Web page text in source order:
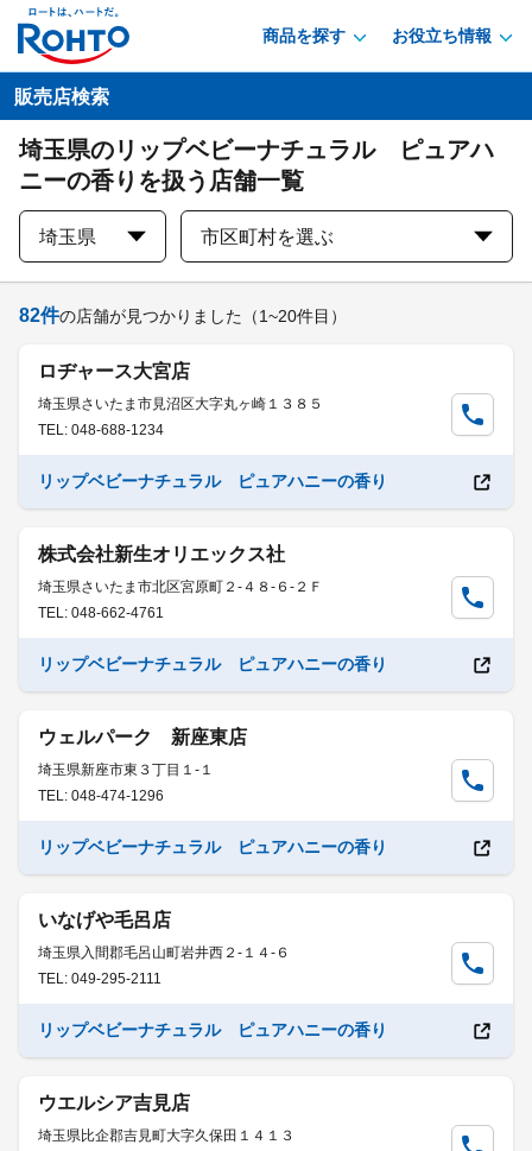
商品を探す お役立ち情報
販売店検索
埼玉県のリップベビーナチュラル ピュアハ
ニーの香りを扱う店舗一覧
埼玉県 市区町村を選ぶ
82件の店舗が見つかりました （1~20件目）
ロヂャース大宮店
埼玉県さいたま市見沼区大字丸ヶ崎１３８５
TEL: 048-688-1234
リップベビーナチュラル ピュアハニーの香り
株式会社新生オリエックス社
埼玉県さいたま市北区宮原町２-４８-６-２Ｆ
TEL: 048-662-4761
リップベビーナチュラル ピュアハニーの香り
ウェルパーク 新座東店
埼玉県新座市東３丁目１-１
TEL: 048-474-1296
リップベビーナチュラル ピュアハニーの香り
いなげや毛呂店
埼玉県入間郡毛呂山町岩井西２-１４-６
TEL: 049-295-2111
リップベビーナチュラル ピュアハニーの香り
ウエルシア吉見店
埼玉県比企郡吉見町大字久保田１４１３